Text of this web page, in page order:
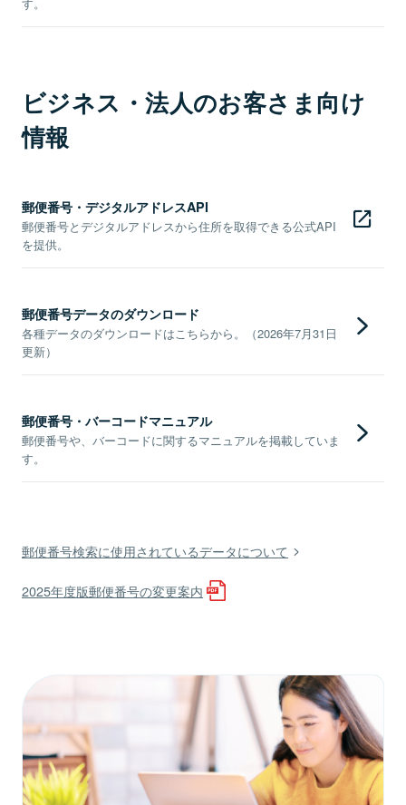
す。
ビジネス・法人のお客さま向け
情報
郵便番号・デジタルアドレスAPI
郵便番号とデジタルアドレスから住所を取得できる公式API
を提供。
郵便番号データのダウンロード
各種データのダウンロードはこちらから。（2026年7月31日
更新）
郵便番号・バーコードマニュアル
郵便番号や、バーコードに関するマニュアルを掲載していま
す。
郵便番号検索に使用されているデータについて
2025年度版郵便番号の変更案内